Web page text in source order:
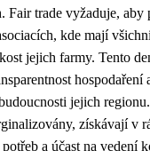
Fair trade vyžaduje, aby
kde mají
jejich farmy. Tento
hospodaření
jejich
získávají v
a účast na vedení